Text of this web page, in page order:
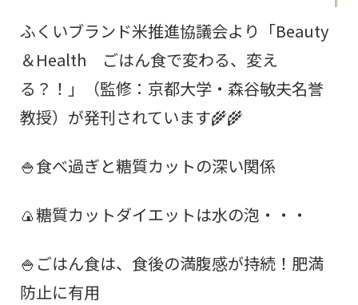
ふくいブランド米推進協議会より「Beauty
＆Health ごはん食で変わる、変え
る？！」（監修：京都大学・森谷敏夫名誉
教授）が発刊されています🌾🌾
🍚食べ過ぎと糖質カットの深い関係
🍙糖質カットダイエットは水の泡・・・
🍚ごはん食は、食後の満腹感が持続！肥満
防止に有用